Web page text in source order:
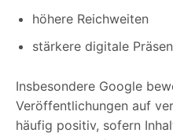
höhere Reichweiten
stärkere digitale
Insbesondere Google
Veröffentlichungen auf
häufig positiv, sofern